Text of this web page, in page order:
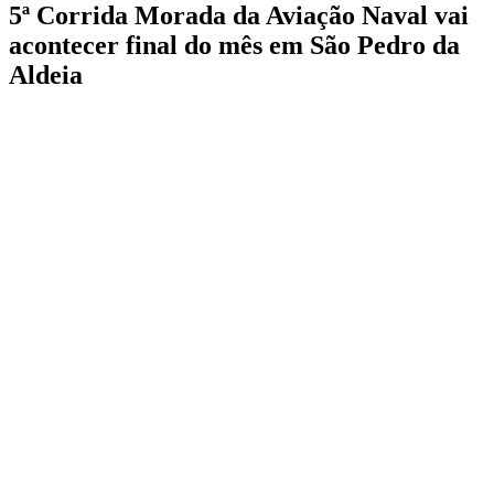
5ª Corrida Morada da Aviação Naval vai
acontecer final do mês em São Pedro da
Aldeia